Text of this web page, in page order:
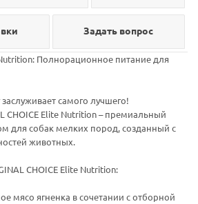
Задать вопрос
Полнорационное питание для
самого лучшего!
CHOICE Elite Nutrition – премиальный
для собак мелких пород, созданный с
животных.
CHOICE Elite Nutrition:
мясо ягненка в сочетании с отборной